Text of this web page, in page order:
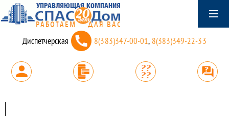
Диспетчерская 8(383)347-00-01, 8(383)349-22-33